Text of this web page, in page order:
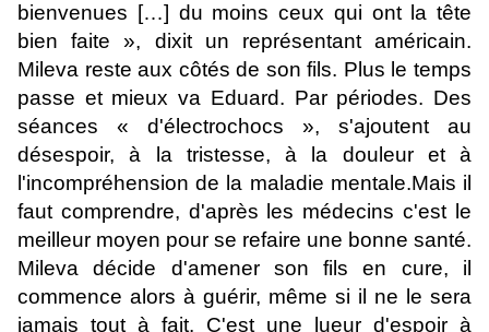
bienvenues […] du moins ceux qui ont la tête
bien faite », dixit un représentant américain.
Mileva reste aux côtés de son fils. Plus le temps
passe et mieux va Eduard. Par périodes. Des
séances « d'électrochocs », s'ajoutent au
désespoir, à la tristesse, à la douleur et à
l'incompréhension de la maladie mentale.Mais il
faut comprendre, d'après les médecins c'est le
meilleur moyen pour se refaire une bonne santé.
Mileva décide d'amener son fils en cure, il
commence alors à guérir, même si il ne le sera
jamais tout à fait. C'est une l ueur d'espoir à